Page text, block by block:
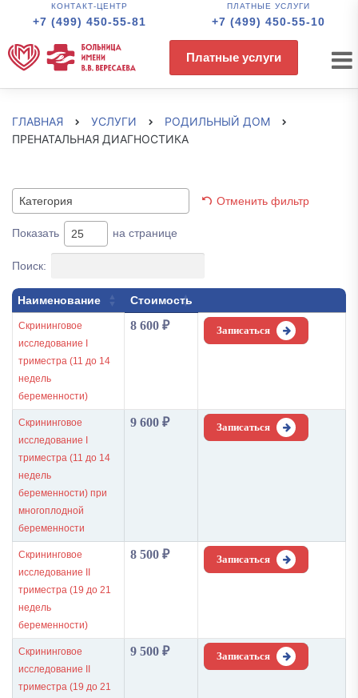
КОНТАКТ-ЦЕНТР
+7 (499) 450-55-81
ПЛАТНЫЕ УСЛУГИ
+7 (499) 450-55-10
Платные услуги
ГЛАВНАЯ УСЛУГИ
РОДИЛЬНЫЙ ДОМ
ПРЕНАТАЛЬНАЯ ДИАГНОСТИКА
Категория Отменить фильтр
Показать 25 на странице
Поиск:
Наименование Стоимость
Скрининговое
исследование I
триместра (11 до 14
недель
беременности)
8 600 ₽ Записаться
Скрининговое
исследование I
триместра (11 до 14
недель
беременности) при
многоплодной
беременности
9 600 ₽ Записаться
Скрининговое
исследование II
триместра (19 до 21
недель
беременности)
8 500 ₽ Записаться
Скрининговое
исследование II
триместра (19 до 21
9 500 ₽ Записаться